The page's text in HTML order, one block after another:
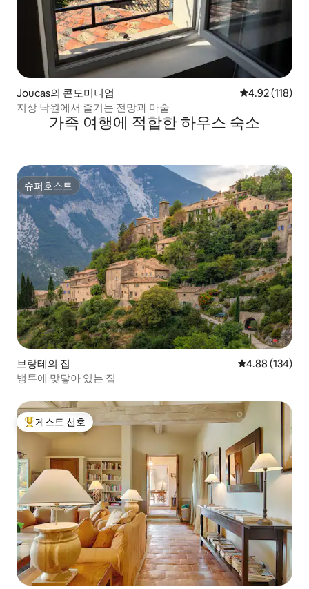
Joucas의 콘도미니엄 평점 4.92점(5
4.92 (118)
지상 낙원에서 즐기는 전망과 마술
가족 여행에 적합한 하우스 숙소
슈퍼호스트
슈퍼호스트
브랑테의 집 평점 4.88점(5
4.88 (134)
뱅투에 맞닿아 있는 집
상위 게스트 선호
게스트 선호